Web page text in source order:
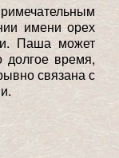
имени орех
Паша может
долгое время,
связана с